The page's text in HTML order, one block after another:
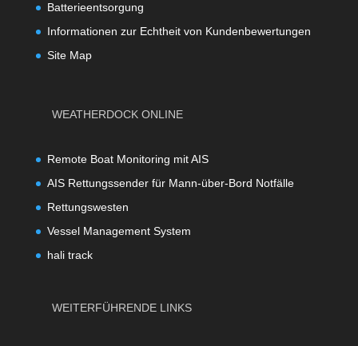
Batterieentsorgung
Informationen zur Echtheit von Kundenbewertungen
Site Map
WEATHERDOCK ONLINE
Remote Boat Monitoring mit AIS
AIS Rettungssender für Mann-über-Bord Notfälle
Rettungswesten
Vessel Management System
hali track
WEITERFÜHRENDE LINKS